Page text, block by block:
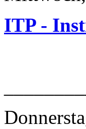
ITP -